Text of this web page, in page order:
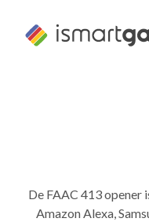
inhoud
De FAAC 413 opener
Amazon Alexa,